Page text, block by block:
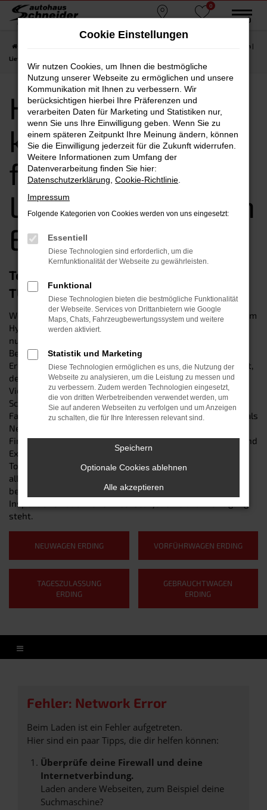
Zum
0
MENÜ
Hyundai TUCSON kaufen, leasen, finanzieren |
Lieferservice nach Erding
Hyundai TUCSON
kaufen, leasen,
finanzieren |
Lieferservice nach
Erding
Top-Mobilität in Erding: der Hyundai
TUCSON
Wer erstklassig in Erding unterwegs sein will, trifft mit einem
Hyundai TUCSON eine garantiert kluge Entscheidung: Nicht
nur, dass das Modell in sämtlichen Tests hervorragende
Bewertungen erzielt – auch „gewöhnliche“ Autofahrer in
Erding und Umgebung schätzen die robuste Zuverlässigkeit,
den erstklassigen Komfort und die bestechende
Vielseitigkeit des Hyundai TUCSON. Wir vom Autohaus
Schneider sind Ihre lokale Top-Adresse für sämtliche
Fahrzeuge von Hyundai und verkaufen Ihnen den TUCSON als
Neuwagen sowie als Gebraucht- und Jahreswagen. Unser
Firmenname steht seit 1987 für herausragende Beratung und
Expertise im Kfz-Bereich. Ganz zu schweigen von unserem
Top-Werkstattservice, der Sie auch nach dem Autokauf bei
allen Anliegen rund um Ihren Hyundai TUCSON fachkundig
betreut und Ihnen sowohl bei Reparaturen als auch bei
Inspektionen oder Reifenwechseln jederzeit zur Verfügung
steht.
NEUWAGEN ERDING VORFÜHRWAGEN ERDING
TAGESZULASSUNG
ERDING
GEBRAUCHTWAGEN
ERDING
Fehler: Network Error
Beim Laden ist ein Fehler aufgetreten.
Hier sind ein paar Tipps, die dir helfen können:
Überprüfe deine Firewall und deine
Internetverbindung.
Laden andere Webseiten, zum Beispiel deine
Suchmaschine?
Cookie Einstellungen
Wir nutzen Cookies, um Ihnen die bestmögliche
Nutzung unserer Webseite zu ermöglichen und unsere
Kommunikation mit Ihnen zu verbessern. Wir
berücksichtigen hierbei Ihre Präferenzen und
verarbeiten Daten für Marketing und Statistiken nur,
wenn Sie uns Ihre Einwilligung geben. Wenn Sie zu
einem späteren Zeitpunkt Ihre Meinung ändern, können
Sie die Einwilligung jederzeit für die Zukunft widerrufen.
Weitere Informationen zum Umfang der
Datenverarbeitung finden Sie hier:
Datenschutzerklärung Cookie-Richtlinie
Impressum
Folgende Kategorien von Cookies werden von uns eingesetzt:
Essentiell
Diese Technologien sind erforderlich, um die
Kernfunktionalität der Webseite zu gewährleisten.
Funktional
Diese Technologien bieten die bestmögliche Funktionalität
der Webseite. Services von Drittanbietern wie Google
Maps, Chats, Fahrzeugbewertungssystem und weitere
werden aktiviert.
Statistik und Marketing
Diese Technologien ermöglichen es uns, die Nutzung der
Webseite zu analysieren, um die Leistung zu messen und
zu verbessern. Zudem werden Technologien eingesetzt,
die von dritten Werbetreibenden verwendet werden, um
Sie auf anderen Webseiten zu verfolgen und um Anzeigen
zu schalten, die für Ihre Interessen relevant sind.
Speichern
Optionale Cookies ablehnen
Alle akzeptieren